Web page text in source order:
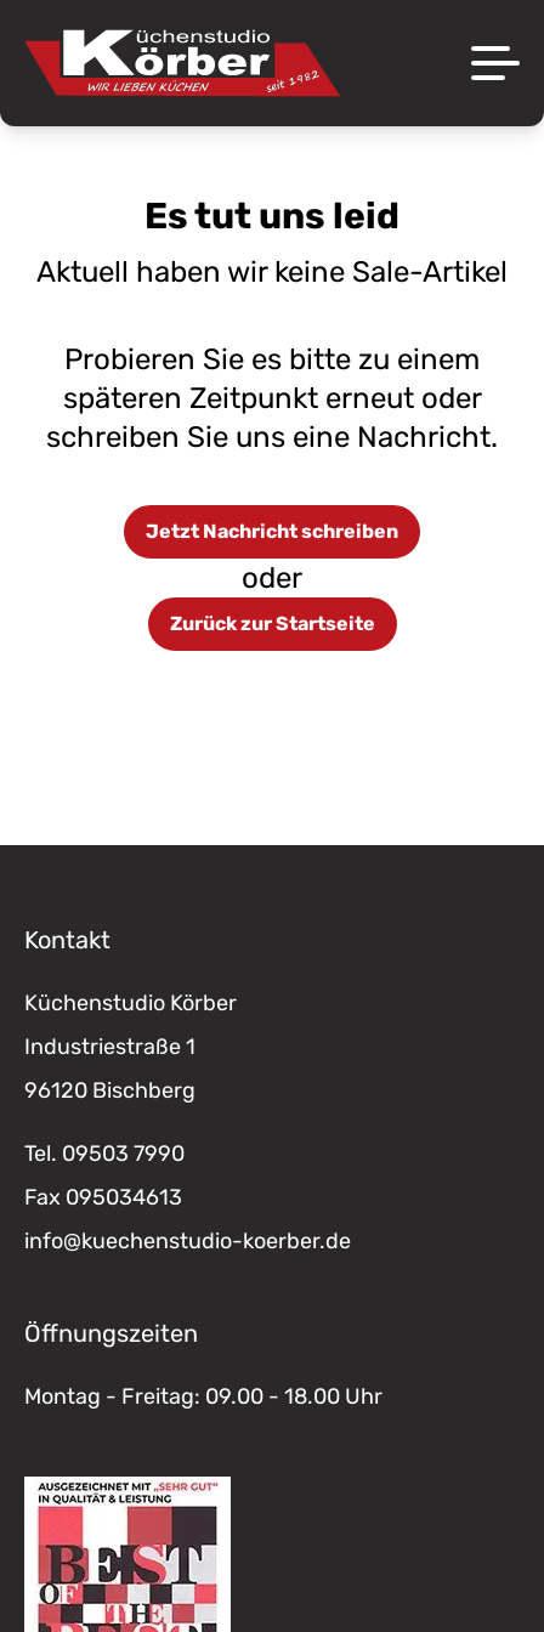
Das Unternehmen
Referenzen
Marken
Aktuelles
Angebote
Jobs
Es tut uns leid
Aktuell haben wir keine Sale-Artikel
Probieren Sie es bitte zu einem
späteren Zeitpunkt erneut oder
schreiben Sie uns eine Nachricht.
Jetzt Nachricht schreiben
oder
Zurück zur Startseite
Kontakt
Küchenstudio Körber
Industriestraße 1
96120 Bischberg
Tel. 09503 7990
Fax 095034613
info@kuechenstudio-koerber.de
Öffnungszeiten
Montag - Freitag: 09.00 - 18.00 Uhr